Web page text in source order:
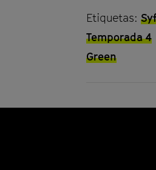
Etiquetas:
Temporada 4
Green